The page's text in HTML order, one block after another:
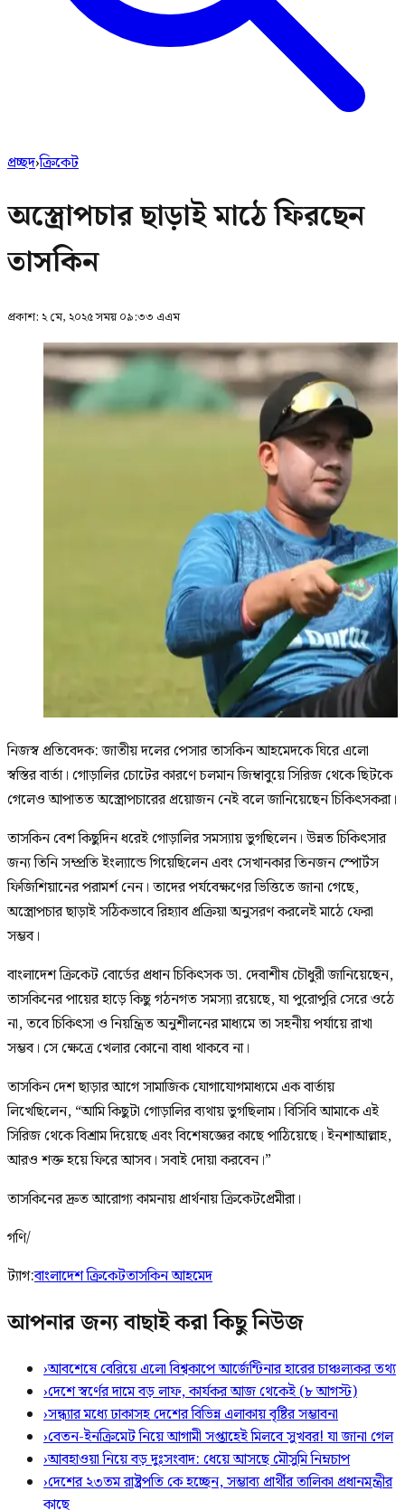
প্রচ্ছদ›ক্রিকেট
অস্ত্রোপচার ছাড়াই মাঠে ফিরছেন
তাসকিন
প্রকাশ: ২ মে, ২০২৫ সময় ০৯:৩৩ এএম
নিজস্ব প্রতিবেদক: জাতীয় দলের পেসার তাসকিন আহমেদকে ঘিরে এলো
স্বস্তির বার্তা। গোড়ালির চোটের কারণে চলমান জিম্বাবুয়ে সিরিজ থেকে ছিটকে
গেলেও আপাতত অস্ত্রোপচারের প্রয়োজন নেই বলে জানিয়েছেন চিকিৎসকরা।
তাসকিন বেশ কিছুদিন ধরেই গোড়ালির সমস্যায় ভুগছিলেন। উন্নত চিকিৎসার
জন্য তিনি সম্প্রতি ইংল্যান্ডে গিয়েছিলেন এবং সেখানকার তিনজন স্পোর্টস
ফিজিশিয়ানের পরামর্শ নেন। তাদের পর্যবেক্ষণের ভিত্তিতে জানা গেছে,
অস্ত্রোপচার ছাড়াই সঠিকভাবে রিহ্যাব প্রক্রিয়া অনুসরণ করলেই মাঠে ফেরা
সম্ভব।
বাংলাদেশ ক্রিকেট বোর্ডের প্রধান চিকিৎসক ডা. দেবাশীষ চৌধুরী জানিয়েছেন,
তাসকিনের পায়ের হাড়ে কিছু গঠনগত সমস্যা রয়েছে, যা পুরোপুরি সেরে ওঠে
না, তবে চিকিৎসা ও নিয়ন্ত্রিত অনুশীলনের মাধ্যমে তা সহনীয় পর্যায়ে রাখা
সম্ভব। সে ক্ষেত্রে খেলার কোনো বাধা থাকবে না।
তাসকিন দেশ ছাড়ার আগে সামাজিক যোগাযোগমাধ্যমে এক বার্তায়
লিখেছিলেন, “আমি কিছুটা গোড়ালির ব্যথায় ভুগছিলাম। বিসিবি আমাকে এই
সিরিজ থেকে বিশ্রাম দিয়েছে এবং বিশেষজ্ঞের কাছে পাঠিয়েছে। ইনশাআল্লাহ,
আরও শক্ত হয়ে ফিরে আসব। সবাই দোয়া করবেন।”
তাসকিনের দ্রুত আরোগ্য কামনায় প্রার্থনায় ক্রিকেটপ্রেমীরা।
গণি/
ট্যাগ:বাংলাদেশ ক্রিকেটতাসকিন আহমেদ
আপনার জন্য বাছাই করা কিছু নিউজ
›আবশেষে বেরিয়ে এলো বিশ্বকাপে আর্জেন্টিনার হারের চাঞ্চল্যকর তথ্য
›দেশে স্বর্ণের দামে বড় লাফ, কার্যকর আজ থেকেই (৮ আগস্ট)
›সন্ধ্যার মধ্যে ঢাকাসহ দেশের বিভিন্ন এলাকায় বৃষ্টির সম্ভাবনা
›বেতন-ইনক্রিমেট নিয়ে আগামী সপ্তাহেই মিলবে সুখবর! যা জানা গেল
›আবহাওয়া নিয়ে বড় দুঃসংবাদ: ধেয়ে আসছে মৌসুমি নিম্নচাপ
›দেশের ২৩তম রাষ্ট্রপতি কে হচ্ছেন, সম্ভাব্য প্রার্থীর তালিকা প্রধানমন্ত্রীর
কাছে